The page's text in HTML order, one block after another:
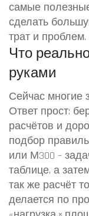
самые
сделать
трат и проблем.
Что
руками
Сейчас многие
Ответ прост:
расчётов и
подбор
или М300 –
таблице, а
так же расчёт
делается по